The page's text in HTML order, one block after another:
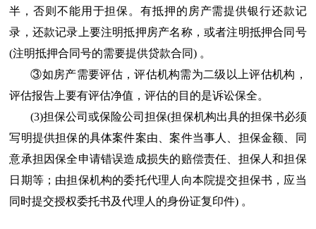
半，否则不能用于担保。有抵押的房产需提供银行还款记
录，还款记录上要注明抵押房产名称，或者注明抵押合同号
(注明抵押合同号的需要提供贷款合同) 。
③如房产需要评估，评估机构需为二级以上评估机构，
评估报告上要有评估净值，评估的目的是诉讼保全。
(3)担保公司或保险公司担保(担保机构出具的担保书必须
写明提供担保的具体案件案由、案件当事人、担保金额、同
意承担因保全申请错误造成损失的赔偿责任、担保人和担保
日期等；由担保机构的委托代理人向本院提交担保书，应当
同时提交授权委托书及代理人的身份证复印件) 。